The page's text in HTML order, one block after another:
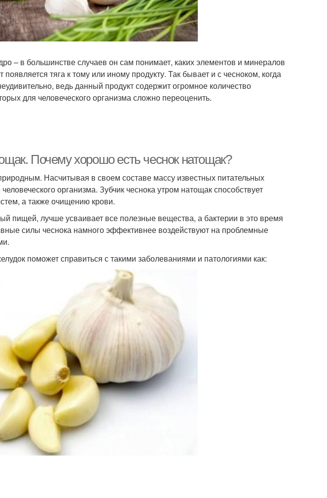
– в большинстве случаев он сам понимает, каких элементов и минералов
тяга к тому или иному продукту. Так бывает и с чесноком, когда
ведь данный продукт содержит огромное количество
для человеческого организма сложно переоценить.
Почему хорошо есть чеснок натощак?
Насчитывая в своем составе массу известных питательных
организма. Зубчик чеснока утром натощак способствует
а также очищению крови.
пищей, лучше усваивает все полезные вещества, а бактерии в это время
силы чеснока намного эффективнее воздействуют на проблемные
поможет справиться с такими заболеваниями и патологиями как: